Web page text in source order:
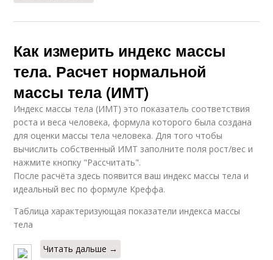
Как измерить индекс массы
тела. Расчет нормальной
массы тела (ИМТ)
Индекс массы тела (ИМТ) это показатель соответствия
роста и веса человека, формула которого была создана
для оценки массы тела человека. Для того чтобы
вычислить собственный ИМТ заполните поля рост/вес и
нажмите кнопку "Рассчитать".
После расчёта здесь появится ваш индекс массы тела и
идеальный вес по формуле Креффа.
Таблица характеризующая показатели индекса массы
тела
Читать дальше →